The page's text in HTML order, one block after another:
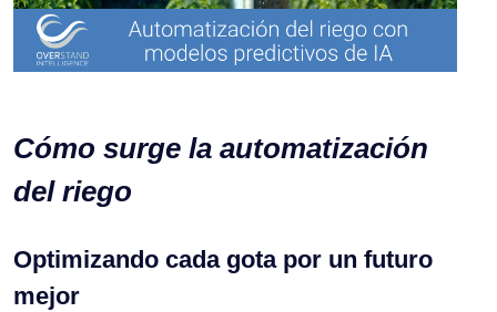
Cómo surge la automatización
del riego
Optimizando cada gota por un futuro
mejor